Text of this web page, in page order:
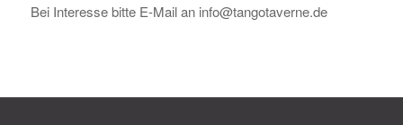
Bei Interesse bitte E-Mail an info@tangotaverne.de